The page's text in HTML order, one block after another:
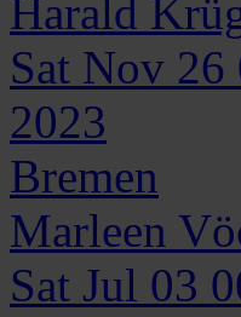
Harald
Sat Nov
2023
Bremen
Marleen
Sat Jul 03